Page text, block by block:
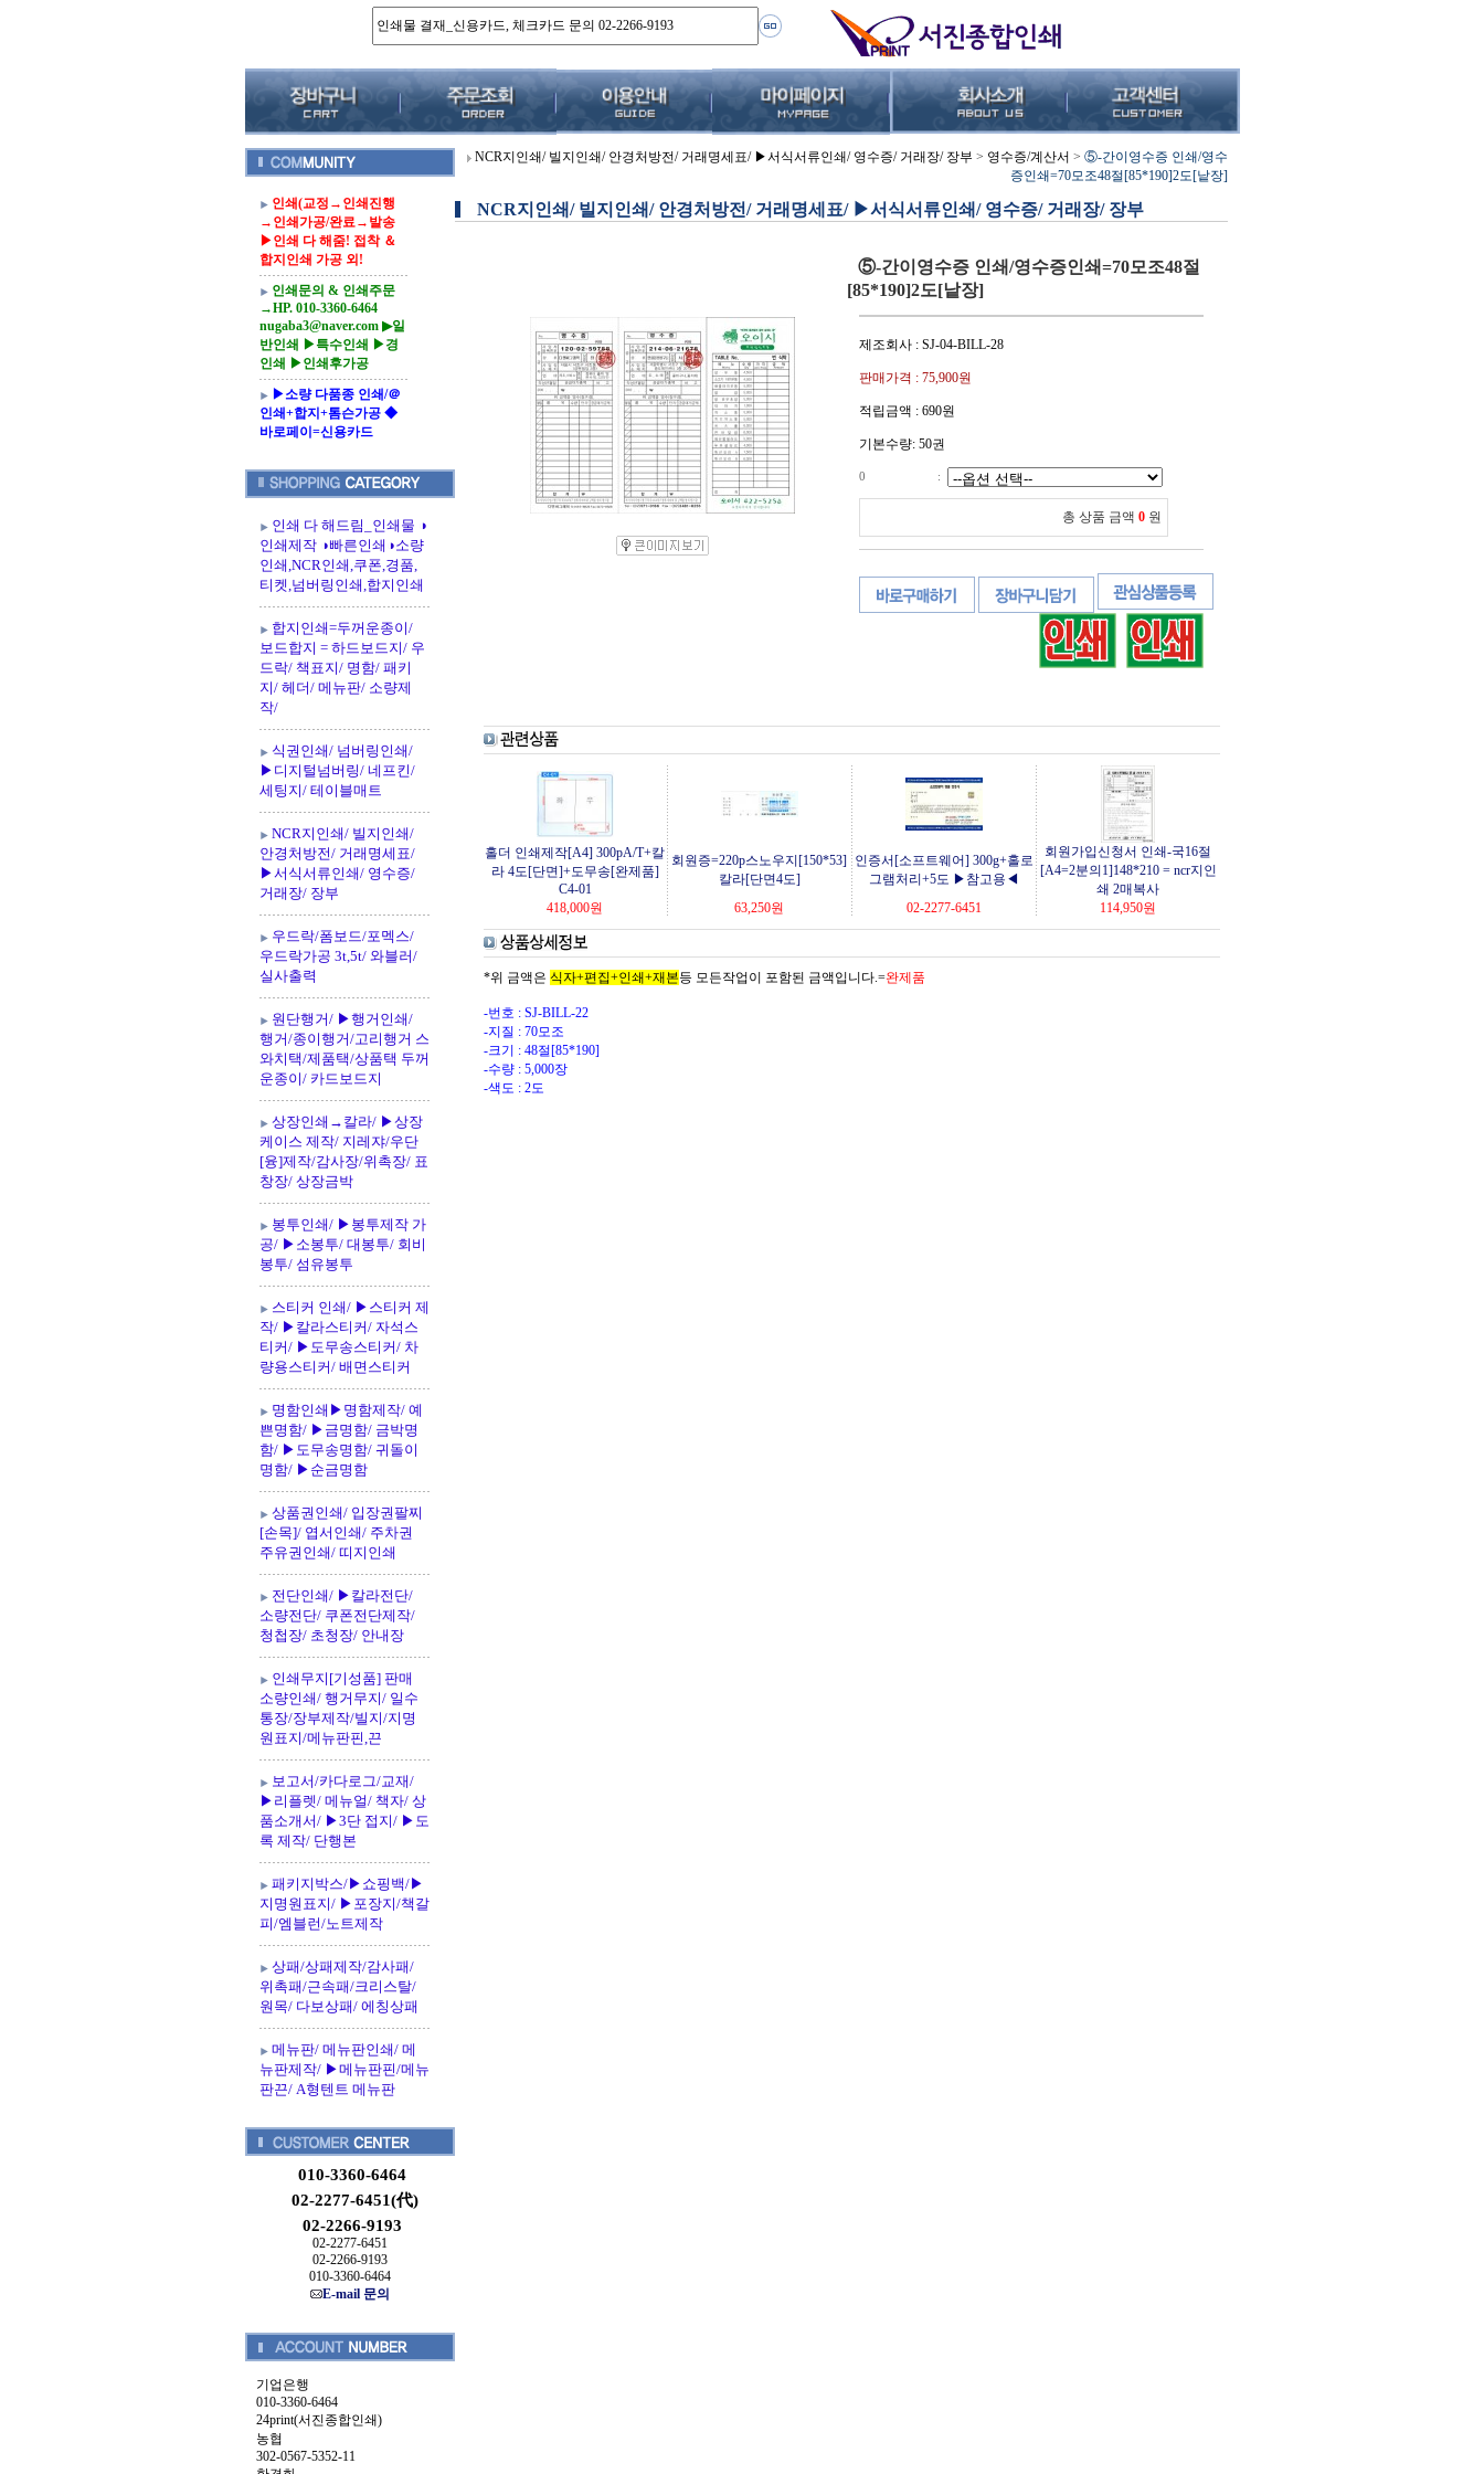
인쇄(교정→인쇄진행
→인쇄가공/완료→발송
▶인쇄 다 해줌! 접착 ＆
합지인쇄 가공 외!
인쇄문의 & 인쇄주문
→HP. 010-3360-6464
nugaba3@naver.com ▶일
반인쇄 ▶특수인쇄 ▶경
인쇄 ▶인쇄후가공
▶소량 다품종 인쇄/＠
인쇄+합지+톰슨가공 ◆
바로페이=신용카드
인쇄 다 해드림_인쇄물 ◑
인쇄제작 ◑빠른인쇄◑소량
인쇄,NCR인쇄,쿠폰,경품,
티켓,넘버링인쇄,합지인쇄
합지인쇄=두꺼운종이/
보드합지 = 하드보드지/ 우
드락/ 책표지/ 명함/ 패키
지/ 헤더/ 메뉴판/ 소량제
작/
식권인쇄/ 넘버링인쇄/
▶디지털넘버링/ 네프킨/
세팅지/ 테이블매트
NCR지인쇄/ 빌지인쇄/
안경처방전/ 거래명세표/
▶서식서류인쇄/ 영수증/
거래장/ 장부
우드락/폼보드/포멕스/
우드락가공 3t,5t/ 와블러/
실사출력
원단행거/ ▶행거인쇄/
행거/종이행거/고리행거 스
와치택/제품택/상품택 두꺼
운종이/ 카드보드지
상장인쇄→칼라/ ▶상장
케이스 제작/ 지레쟈/우단
[융]제작/감사장/위촉장/ 표
창장/ 상장금박
봉투인쇄/ ▶봉투제작 가
공/ ▶소봉투/ 대봉투/ 회비
봉투/ 섬유봉투
스티커 인쇄/ ▶스티커 제
작/ ▶칼라스티커/ 자석스
티커/ ▶도무송스티커/ 차
량용스티커/ 배면스티커
명함인쇄▶명함제작/ 예
쁜명함/ ▶금명함/ 금박명
함/ ▶도무송명함/ 귀돌이
명함/ ▶순금명함
상품권인쇄/ 입장권팔찌
[손목]/ 엽서인쇄/ 주차권
주유권인쇄/ 띠지인쇄
전단인쇄/ ▶칼라전단/
소량전단/ 쿠폰전단제작/
청첩장/ 초청장/ 안내장
인쇄무지[기성품] 판매
소량인쇄/ 행거무지/ 일수
통장/장부제작/빌지/지명
원표지/메뉴판핀,끈
보고서/카다로그/교재/
▶리플렛/ 메뉴얼/ 책자/ 상
품소개서/ ▶3단 접지/ ▶도
록 제작/ 단행본
패키지박스/▶쇼핑백/▶
지명원표지/ ▶포장지/책갈
피/엠블런/노트제작
상패/상패제작/감사패/
위촉패/근속패/크리스탈/
원목/ 다보상패/ 에칭상패
메뉴판/ 메뉴판인쇄/ 메
뉴판제작/ ▶메뉴판핀/메뉴
판끈/ A형텐트 메뉴판
010-3360-6464
02-2277-6451(代)
02-2266-9193
02-2277-6451
02-2266-9193
010-3360-6464
E-mail 문의
기업은행
010-3360-6464
24print(서진종합인쇄)
농협
302-0567-5352-11
NCR지인쇄/ 빌지인쇄/ 안경처방전/ 거래명세표/ ▶서식서류인쇄/ 영수증/ 거래장/ 장부 > 영수증/계산서 > ⑤-간이영수증 인쇄/영수
증인쇄=70모조48절[85*190]2도[낱장]
NCR지인쇄/ 빌지인쇄/ 안경처방전/ 거래명세표/ ▶서식서류인쇄/ 영수증/ 거래장/ 장부
⑤-간이영수증 인쇄/영수증인쇄=70모조48절
[85*190]2도[낱장]
제조회사 : SJ-04-BILL-28
판매가격 : 75,900원
적립금액 : 690원
기본수량: 50권
0 :
총 상품 금액 0 원
홀더 인쇄제작[A4] 300pA/T+칼
라 4도[단면]+도무송[완제품]
C4-01
회원증=220p스노우지[150*53]
칼라[단면4도]
인증서[소프트웨어] 300g+홀로
그램처리+5도 ▶참고용◀
회원가입신청서 인쇄-국16절
[A4=2분의1]148*210 = ncr지인
쇄 2매복사
418,000원 63,250원 02-2277-6451 114,950원
*위 금액은 식자+편집+인쇄+재 본등 모든작업이 포함된 금액입니다.=완제품
-번호 : SJ-BILL-22
-지질 : 70모조
-크기 : 48절[85*190]
-수량 : 5,000장
-색도 : 2도